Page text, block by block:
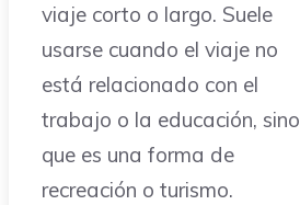
viaje corto o largo. Suele
usarse cuando el viaje no
está relacionado con el
trabajo o la educación, sino
que es una forma de
recreación o turismo.